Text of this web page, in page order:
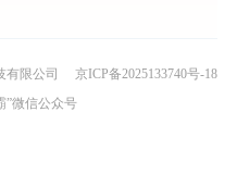
有限公司
京ICP备2025133740号-18
”微信公众号